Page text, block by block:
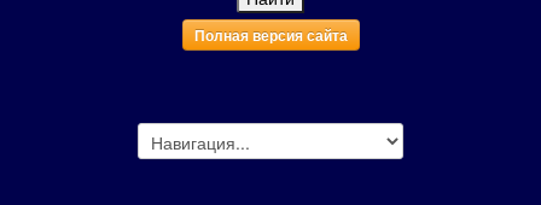
Полная версия сайта